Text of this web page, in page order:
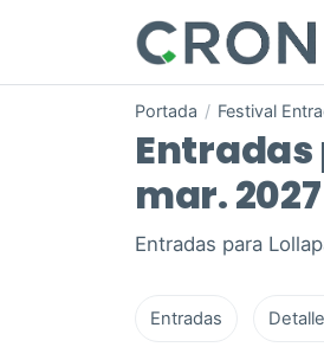
Portada / Festival
Entradas
mar. 2027
Entradas para
Entradas